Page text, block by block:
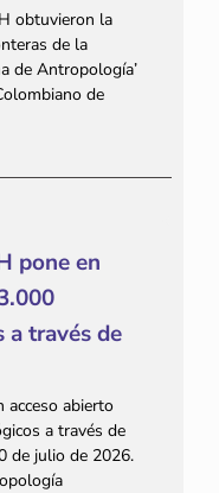
obtuvieron la
de la
de Antropología’
de
pone en
a través de
acceso abierto
a través de
de julio de 2026.